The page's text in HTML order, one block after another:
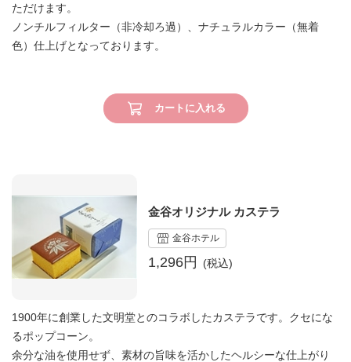
ただけます。
ノンチルフィルター（非冷却ろ過）、ナチュラルカラー（無着
色）仕上げとなっております。
カートに入れる
金谷オリジナル カステラ
金谷ホテル
1,296円
1900年に創業した文明堂とのコラボしたカステラです。クセにな
るポップコーン。
余分な油を使用せず、素材の旨味を活かしたヘルシーな仕上がり